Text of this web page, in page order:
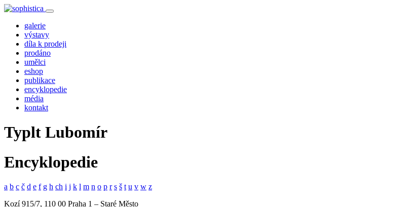
galerie
výstavy
díla k prodeji
prodáno
umělci
eshop
publikace
encyklopedie
média
kontakt
Typlt Lubomír
Encyklopedie
a b c č d e f g h ch i j k l m n o p r s š t u v w z
Kozí 915/7, 110 00 Praha 1 – Staré Město